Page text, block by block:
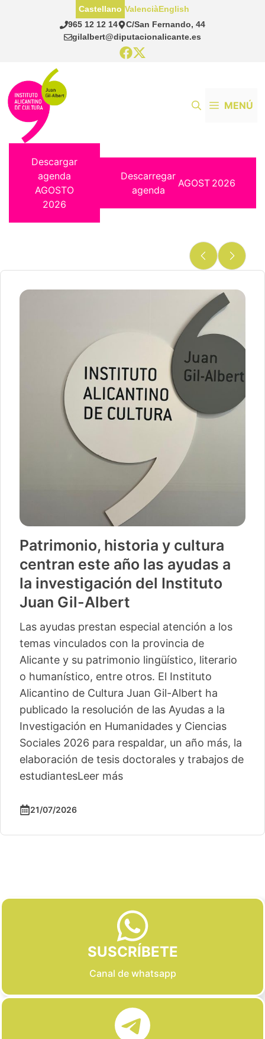
965 12 12 14
C/San Fernando, 44
gilalbert@diputacionalicante.es
Castellano ValenciàEnglish
MENÚ
Descargar
agenda
AGOSTO
2026
Descarregar
agenda
AGOST 2026
Patrimonio, historia y cultura
centran este año las ayudas a
la investigación del Instituto
Juan Gil-Albert
Las ayudas prestan especial atención a los
temas vinculados con la provincia de
Alicante y su patrimonio lingüístico, literario
o humanístico, entre otros. El Instituto
Alicantino de Cultura Juan Gil-Albert ha
publicado la resolución de las Ayudas a la
Investigación en Humanidades y Ciencias
Sociales 2026 para respaldar, un año más, la
elaboración de tesis doctorales y trabajos de
estudiantesLeer más
21/07/2026
SUSCRÍBETE
Canal de whatsapp